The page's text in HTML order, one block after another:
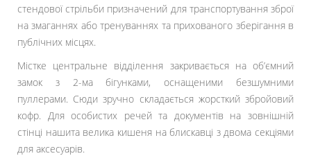
стендової стрільби призначений для транспортування зброї
на змаганнях або тренуваннях та прихованого зберігання в
публічних місцях.
Містке центральне відділення закривається на об’ємний
замок з 2-ма бігунками, оснащеними безшумними
пуллерами. Сюди зручно складається жорсткий збройовий
кофр. Для особистих речей та документів на зовнішній
стінці нашита велика кишеня на блискавці з двома секціями
для аксесуарів.